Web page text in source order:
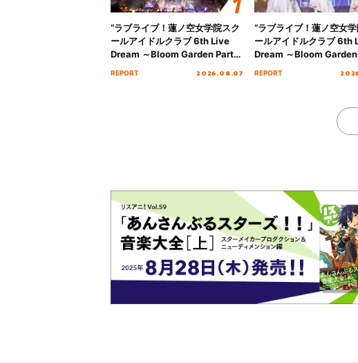
“ラブライブ！蓮ノ空女学院スク
ールアイドルクラブ 6th Live
Dream ～Bloom Garden Party
REPORT 2026.08.07
“ラブライブ！蓮ノ空女
ールアイドルクラブ 6th
Dream ～Bloom
REPORT